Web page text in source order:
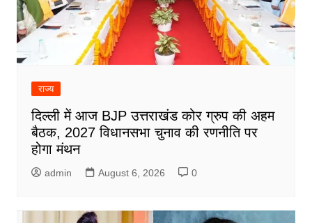
राज्य
दिल्ली में आज BJP उत्तराखंड कोर ग्रुप की अहम
बैठक, 2027 विधानसभा चुनाव की रणनीति पर
होगा मंथन
admin August 6, 2026 0